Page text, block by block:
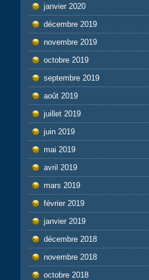
janvier 2020
décembre 2019
novembre 2019
octobre 2019
septembre 2019
août 2019
juillet 2019
juin 2019
mai 2019
avril 2019
mars 2019
février 2019
janvier 2019
décembre 2018
novembre 2018
octobre 2018